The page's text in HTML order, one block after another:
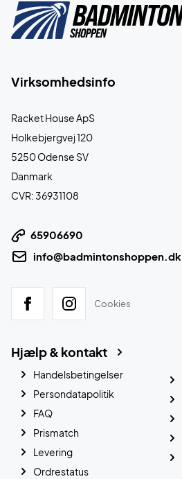
Virksomhedsinfo
Racket House ApS
Holkebjergvej 120
5250 Odense SV
Danmark
CVR: 36931108
65906690
info@badmintonshoppen.dk
Cookies
Hjælp & kontakt
Handelsbetingelser
Persondatapolitik
FAQ
Prismatch
Levering
Ordrestatus